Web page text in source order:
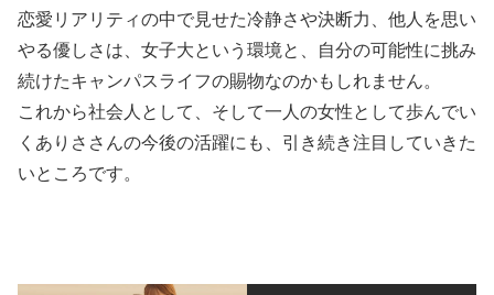
恋愛リアリティの中で見せた冷静さや決断力、他人を思い
やる優しさは、女子大という環境と、自分の可能性に挑み
続けたキャンパスライフの賜物なのかもしれません。
これから社会人として、そして一人の女性として歩んでい
くありささんの今後の活躍にも、引き続き注目していきた
いところです。